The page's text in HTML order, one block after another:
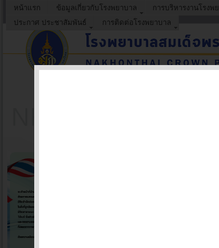
หน้าแรก ข้อมูลเกี่ยวกับโรงพยาบาล
การบริหารงานโรงพ
ประกาศ ประชาสัมพันธ์
การติดต่อโรงพยาบาล